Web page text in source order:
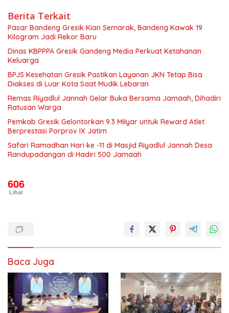
Berita Terkait
Pasar Bandeng Gresik Kian Semarak, Bandeng Kawak 19
Kilogram Jadi Rekor Baru
Dinas KBPPPA Gresik Gandeng Media Perkuat Ketahanan
Keluarga
BPJS Kesehatan Gresik Pastikan Layanan JKN Tetap Bisa
Diakses di Luar Kota Saat Mudik Lebaran
Remas Riyadlul Jannah Gelar Buka Bersama Jamaah, Dihadiri
Ratusan Warga
Pemkab Gresik Gelontorkan 9.3 Milyar untuk Reward Atlet
Berprestasi Porprov IX Jatim
Safari Ramadhan Hari ke -11 di Masjid Riyadlul Jannah Desa
Randupadangan di Hadiri 500 Jamaah
606
Lihat
Baca Juga